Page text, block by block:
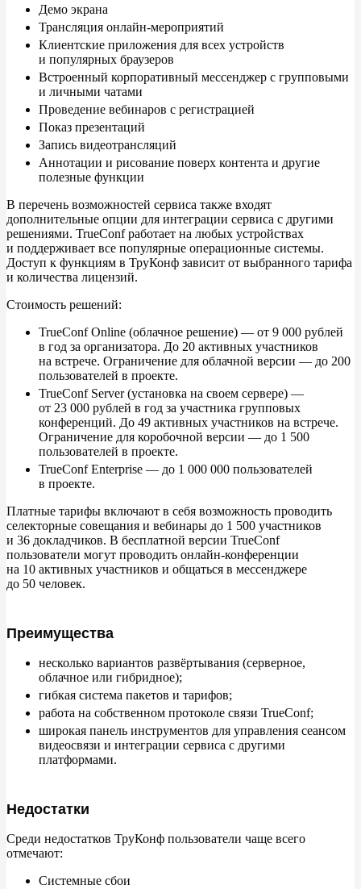
Сравнительная таблица
Демо экрана
Трансляция онлайн-мероприятий
Клиентские приложения для всех устройств
и популярных браузеров
Встроенный корпоративный мессенджер с групповыми
и личными чатами
Проведение вебинаров с регистрацией
Показ презентаций
Запись видеотрансляций
Аннотации и рисование поверх контента и другие
полезные функции
В перечень возможностей сервиса также входят
дополнительные опции для интеграции сервиса с другими
решениями. TrueConf работает на любых устройствах
и поддерживает все популярные операционные системы.
Доступ к функциям в ТруКонф зависит от выбранного тарифа
и количества лицензий.
Стоимость решений:
TrueConf Online (облачное решение) — от 9 000 рублей
в год за организатора. До 20 активных участников
на встрече. Ограничение для облачной версии — до 200
пользователей в проекте.
TrueConf Server (установка на своем сервере) —
от 23 000 рублей в год за участника групповых
конференций. До 49 активных участников на встрече.
Ограничение для коробочной версии — до 1 500
пользователей в проекте.
TrueConf Enterprise — до 1 000 000 пользователей
в проекте.
Платные тарифы включают в себя возможность проводить
селекторные совещания и вебинары до 1 500 участников
и 36 докладчиков. В бесплатной версии TrueConf
пользователи могут проводить онлайн-конференции
на 10 активных участников и общаться в мессенджере
до 50 человек.
Преимущества
несколько вариантов развёртывания (серверное,
облачное или гибридное);
гибкая система пакетов и тарифов;
работа на собственном протоколе связи TrueConf;
широкая панель инструментов для управления сеансом
видеосвязи и интеграции сервиса с другими
платформами.
Недостатки
Среди недостатков ТруКонф пользователи чаще всего
отмечают:
Системные сбои